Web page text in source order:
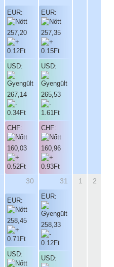
EUR:
257,20
USD:
267,14
CHF:
160,03
EUR:
257,35
USD:
265,53
CHF:
160,96
30
EUR:
258,45
USD:
31
EUR:
258,33
USD:
1 2